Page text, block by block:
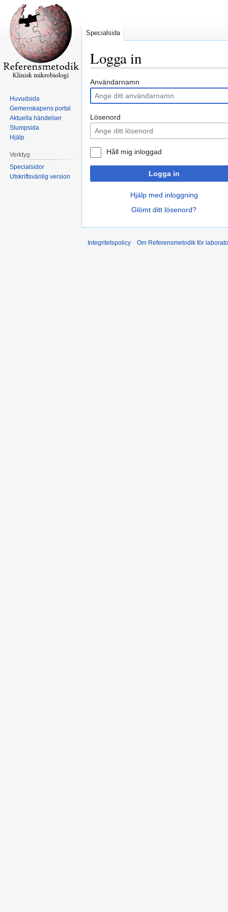
Logga in
Hoppa
till
navigering
Hoppa
till
sök
Användarnamn
Lösenord
Håll mig inloggad
Logga in
Hjälp med inloggning
Glömt ditt lösenord?
Specialsida
Huvudsida
Gemenskapens portal
Aktuella händelser
Slumpsida
Hjälp
Verktyg
Specialsidor
Utskriftsvänlig version
Integritetspolicy Om Referensmetodik för